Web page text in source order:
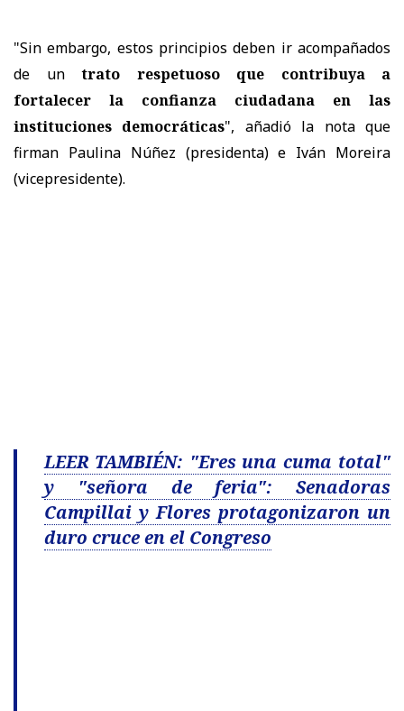
"Sin embargo, estos principios deben ir acompañados
de un trato respetuoso que contribuya a
fortalecer la confianza ciudadana en las
instituciones democráticas", añadió la nota que
firman Paulina Núñez (presidenta) e Iván Moreira
(vicepresidente).
LEER TAMBIÉN: "Eres una cuma total"
y "señora de feria": Senadoras
Campillai y Flores protagonizaron un
duro cruce en el Congreso